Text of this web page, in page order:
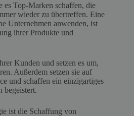
es Top-Marken schaffen, die
wieder zu übertreffen. Eine
Unternehmen anwenden, ist
ihrer Produkte und
Kunden und setzen es um,
Außerdem setzen sie auf
und schaffen ein einzigartiges
begeistert.
ist die Schaffung von